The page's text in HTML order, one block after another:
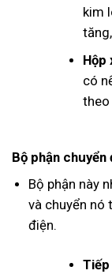
kim
Hộp
có
theo
Bộ phận
Bộ phận này
và chuyển nó
điện.